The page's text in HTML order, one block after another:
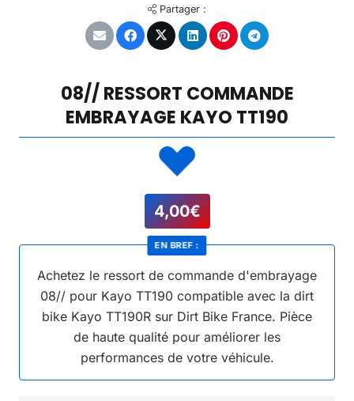
Partager :
08// RESSORT COMMANDE
EMBRAYAGE KAYO TT190
4,00€
Achetez le ressort de commande d'embrayage
08// pour Kayo TT190 compatible avec la dirt
bike Kayo TT190R sur Dirt Bike France. Pièce
de haute qualité pour améliorer les
performances de votre véhicule.
EN BREF :